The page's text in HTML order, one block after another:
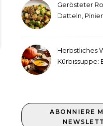
Gerösteter
Datteln,
Herbstliches
Kürbissuppe:
ABONNIERE